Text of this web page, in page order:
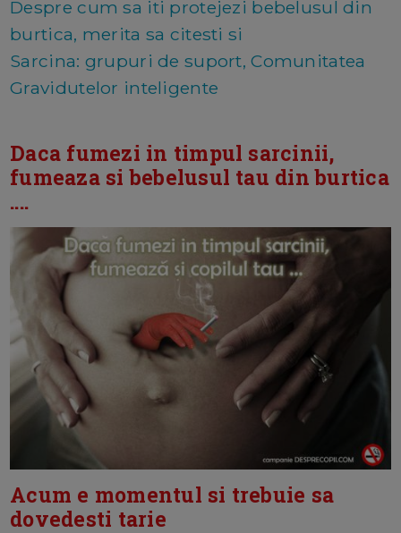
Despre cum sa iti protejezi bebelusul din
burtica, merita sa citesti si
Sarcina: grupuri de suport, Comunitatea
Gravidutelor inteligente
Daca fumezi in timpul sarcinii,
fumeaza si bebelusul tau din burtica
....
Acum e momentul si trebuie sa
dovedesti tarie